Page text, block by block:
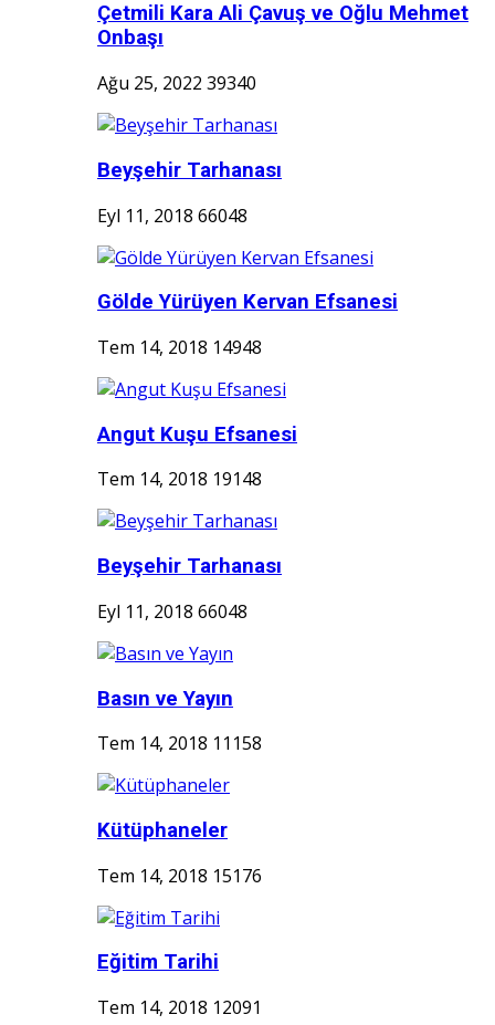
Çetmili Kara Ali Çavuş ve Oğlu Mehmet
Onbaşı
Ağu 25, 2022 39340
Beyşehir Tarhanası
Eyl 11, 2018 66048
Gölde Yürüyen Kervan Efsanesi
Tem 14, 2018 14948
Angut Kuşu Efsanesi
Tem 14, 2018 19148
Beyşehir Tarhanası
Eyl 11, 2018 66048
Basın ve Yayın
Tem 14, 2018 11158
Kütüphaneler
Tem 14, 2018 15176
Eğitim Tarihi
Tem 14, 2018 12091